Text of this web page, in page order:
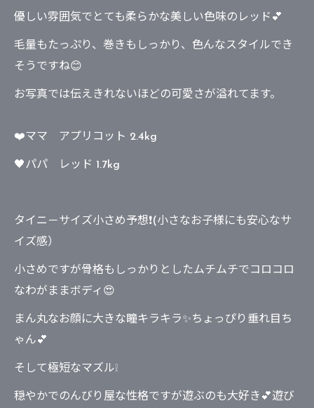
優しい雰囲気でとても柔らかな美しい色味のレッド💕
毛量もたっぷり、巻きもしっかり、色んなスタイルでき
そうですね😊
お写真では伝えきれないほどの可愛さが溢れてます。
❤️ママ アプリコット 2.4kg
🖤パパ レッド 1.7kg
タイニ－サイズ小さめ予想❗(小さなお子様にも安心なサ
イズ感）
小さめですが骨格もしっかりとしたムチムチでコロコロ
なわがままボディ😍
まん丸なお顔に大きな瞳キラキラ✨ちょっぴり垂れ目ち
ゃん💕
そして極短なマズル❕
穏やかでのんびり屋な性格ですが遊ぶのも大好き💕遊び